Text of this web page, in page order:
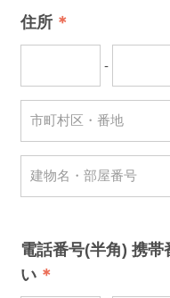
住所
-
電話番号(半角) 携帯
い